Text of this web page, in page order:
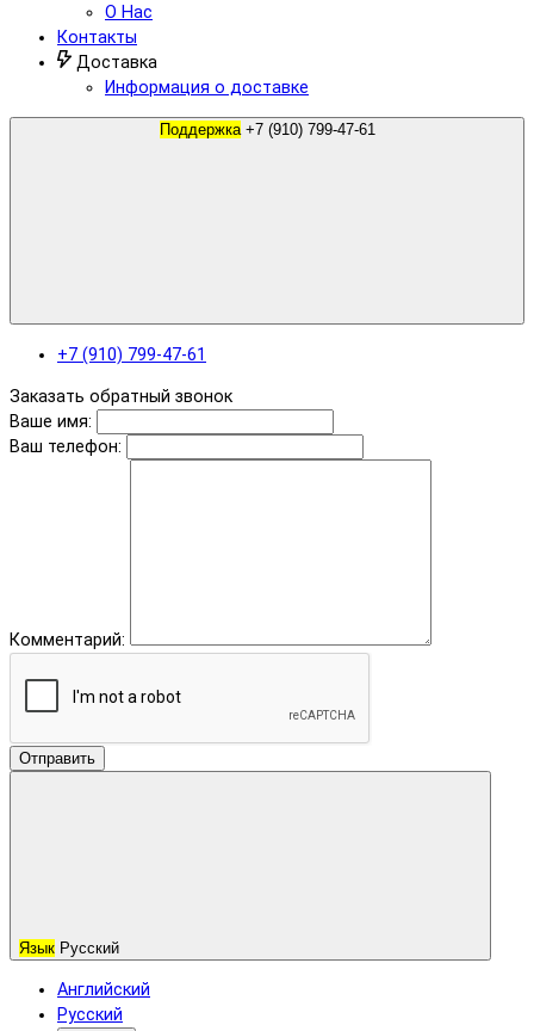
О Нас
Контакты
Доставка
Информация о доставке
Поддержка +7 (910) 799-47-61
+7 (910) 799-47-61
Заказать обратный звонок
Ваше имя:
Ваш телефон:
Комментарий:
Отправить
Язык Русский
Английский
Русский